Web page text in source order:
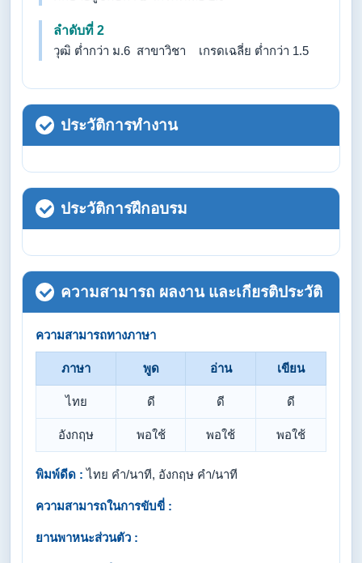
ลำดับที่ 2
วุฒิ ต่ำกว่า ม.6 สาขาวิชา เกรดเฉลี่ย ต่ำกว่า 1.5
ประวัติการทำงาน
ประวัติการฝึกอบรม
ความสามารถ ผลงาน และเกียรติประวัติ
ความสามารถทางภาษา
ภาษา พูด อ่าน เขียน
ไทย ดี ดี ดี
อังกฤษ พอใช้ พอใช้ พอใช้
พิมพ์ดีด : ไทย คำ/นาที, อังกฤษ คำ/นาที
ความสามารถในการขับขี่ :
ยานพาหนะส่วนตัว :